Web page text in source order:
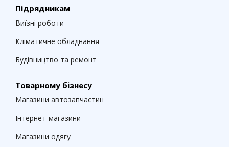
Підрядникам
Виїзні роботи
Кліматичне обладнання
Будівництво та ремонт
Товарному бізнесу
Магазини автозапчастин
Інтернет-магазини
Магазини одягу